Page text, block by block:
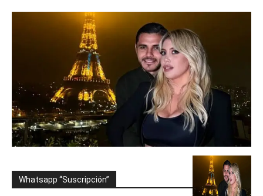
Whatsapp “Suscripción”